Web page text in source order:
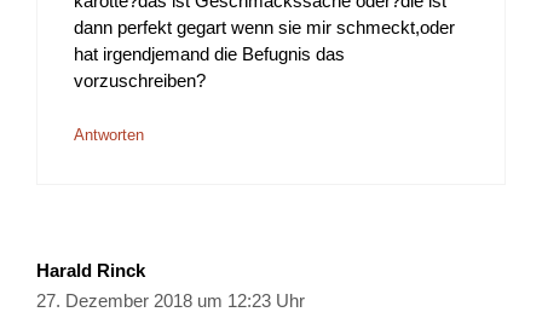
dann perfekt gegart wenn sie mir schmeckt,oder
hat irgendjemand die Befugnis das
vorzuschreiben?
Antworten
Harald Rinck
27. Dezember 2018 um 12:23 Uhr